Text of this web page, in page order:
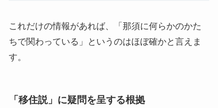
これだけの情報があれば、「那須に何らかのかた
ちで関わっている」というのはほぼ確かと言えま
す。
「移住説」に疑問を呈する根拠